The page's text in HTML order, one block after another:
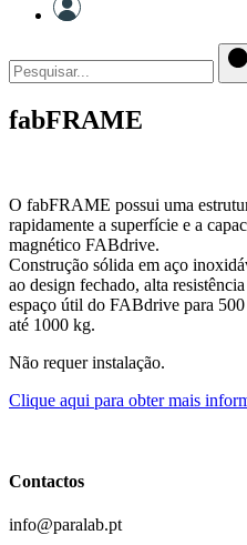
fabFRAME
O fabFRAME possui uma
rapidamente a superfície e a
magnético FABdrive.
Construção sólida em aço
ao design fechado, alta
espaço útil do FABdrive para
até 1000 kg.
Não requer instalação.
Clique aqui para obter mais
Contactos
info@paralab.pt